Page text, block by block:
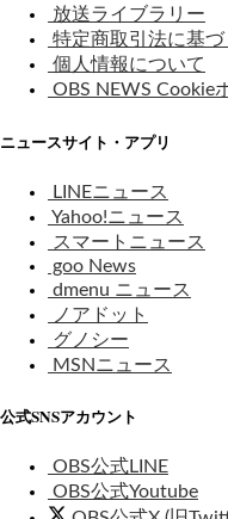
放送ライブラリー
特定商取引法に基
個人情報について
OBS NEWS Cookie
ニュースサイト・アプリ
LINEニュース
Yahoo!ニュース
スマートニュース
goo News
dmenu ニュース
ノアドット
グノシー
MSNニュース
公式SNSアカウント
OBS公式LINE
OBS公式Youtube